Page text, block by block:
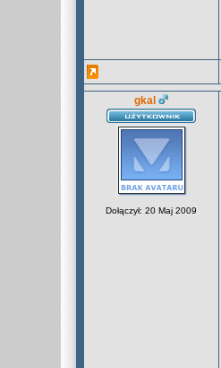
gkal
Dołączył: 20 Maj 2009